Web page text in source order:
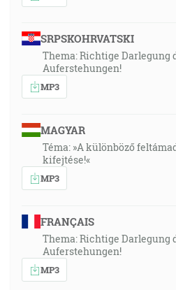
SRPSKOHRVATSKI
Thema: Richtige Darlegung
Auferstehungen!
MP3
MAGYAR
Téma: »A különböző
kifejtése!«
MP3
FRANÇAIS
Thema: Richtige Darlegung
Auferstehungen!
MP3